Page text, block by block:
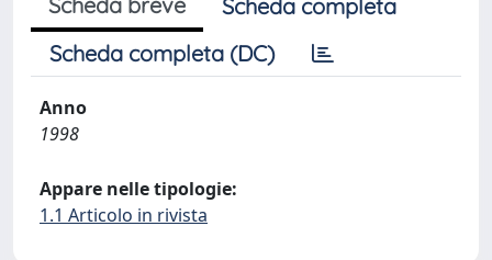
Scheda completa
Scheda completa (DC)
Anno
1998
Appare nelle tipologie:
1.1 Articolo in rivista